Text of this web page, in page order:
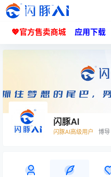
💖官方售卖商城 应用下载
闪豚AI
闪豚AI高级用户 博导